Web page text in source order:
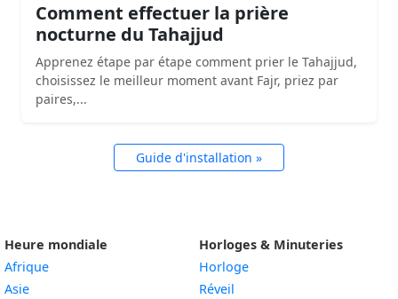
Comment effectuer la prière
nocturne du Tahajjud
Apprenez étape par étape comment prier le Tahajjud,
choisissez le meilleur moment avant Fajr, priez par
paires,...
Guide d'installation »
Heure mondiale
Afrique
Asie
Horloges & Minuteries
Horloge
Réveil